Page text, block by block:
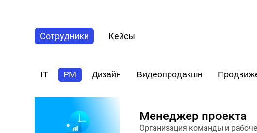
Сотрудники Кейсы
IT PM Дизайн Видеопродакшн
Менеджер проекта
Организация команды и